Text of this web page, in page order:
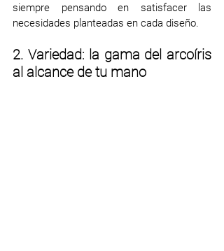
siempre pensando en satisfacer las
necesidades planteadas en cada diseño.
2. Variedad: la gama del arcoíris
al alcance de tu mano